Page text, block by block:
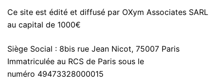
Ce site est édité et diffusé par OXym Associates SARL
au capital de 1000€
Siège Social : 8bis rue Jean Nicot, 75007 Paris
Immatriculée au RCS de Paris sous le
numéro 49473328000015